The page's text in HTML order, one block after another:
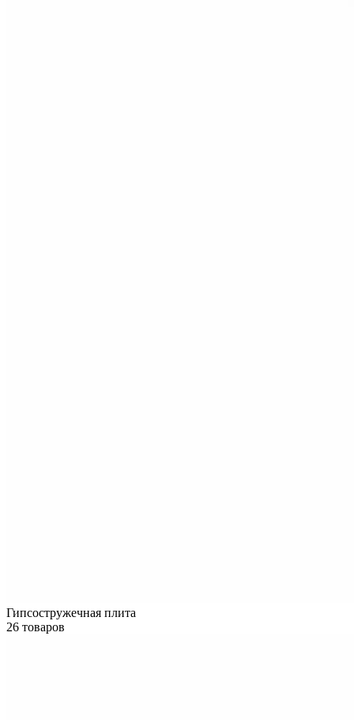
Гипсостружечная плита
26 товаров